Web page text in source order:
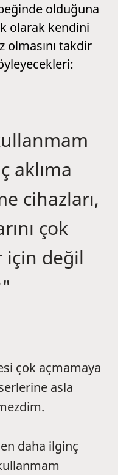
olduğuna
olarak kendini
olmasını takdir
aklıma
cihazları,
çok
için değil
çok açmamaya
asla
daha ilginç